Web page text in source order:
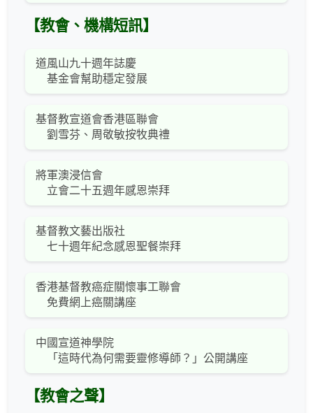
【教會、機構短訊】
道風山九十週年誌慶
基金會幫助穩定發展
基督教宣道會香港區聯會
劉雪芬、周敬敏按牧典禮
將軍澳浸信會
立會二十五週年感恩崇拜
基督教文藝出版社
七十週年紀念感恩聖餐崇拜
香港基督教癌症關懷事工聯會
免費網上癌關講座
中國宣道神學院
「這時代為何需要靈修導師？」公開講座
【教會之聲】